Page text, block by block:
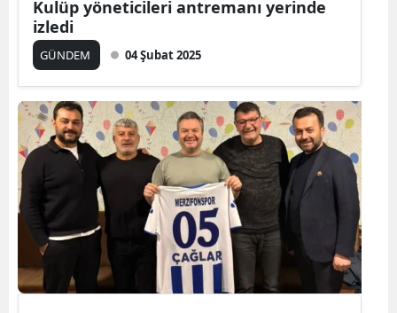
Kulüp yöneticileri antremanı yerinde
izledi
GÜNDEM 04 Şubat 2025